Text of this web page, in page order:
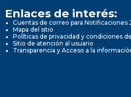
Enlaces de interés:
Cuentas de correo para Notificaciones
Mapa del sitio
Políticas de privacidad y condiciones
Sitio de atención al usuario
Transparencia y Acceso a la